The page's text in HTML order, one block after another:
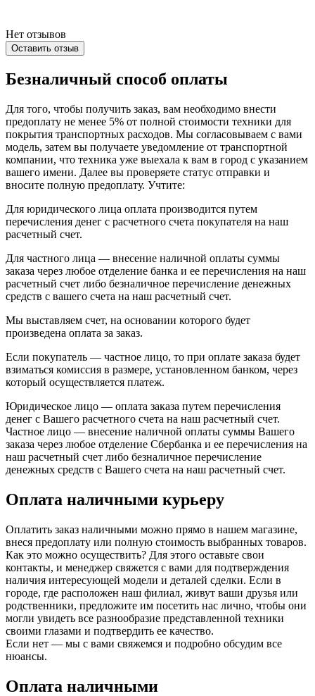
Нет отзывов
Оставить отзыв
Безналичный способ оплаты
Для того, чтобы получить заказ, вам необходимо внести
предоплату не менее 5% от полной стоимости техники для
покрытия транспортных расходов. Мы согласовываем с вами
модель, затем вы получаете уведомление от транспортной
компании, что техника уже выехала к вам в город с указанием
вашего имени. Далее вы проверяете статус отправки и
вносите полную предоплату. Учтите:
Для юридического лица оплата производится путем
перечисления денег с расчетного счета покупателя на наш
расчетный счет.
Для частного лица — внесение наличной оплаты суммы
заказа через любое отделение банка и ее перечисления на наш
расчетный счет либо безналичное перечисление денежных
средств с вашего счета на наш расчетный счет.
Мы выставляем счет, на основании которого будет
произведена оплата за заказ.
Если покупатель — частное лицо, то при оплате заказа будет
взиматься комиссия в размере, установленном банком, через
который осуществляется платеж.
Юридическое лицо — оплата заказа путем перечисления
денег с Вашего расчетного счета на наш расчетный счет.
Частное лицо — внесение наличной оплаты суммы Вашего
заказа через любое отделение Сбербанка и ее перечисления на
наш расчетный счет либо безналичное перечисление
денежных средств с Вашего счета на наш расчетный счет.
Оплата наличными курьеру
Оплатить заказ наличными можно прямо в нашем магазине,
внеся предоплату или полную стоимость выбранных товаров.
Как это можно осуществить? Для этого оставьте свои
контакты, и менеджер свяжется с вами для подтверждения
наличия интересующей модели и деталей сделки. Если в
городе, где расположен наш филиал, живут ваши друзья или
родственники, предложите им посетить нас лично, чтобы они
могли увидеть все разнообразие представленной техники
своими глазами и подтвердить ее качество.
Если нет — мы с вами свяжемся и подробно обсудим все
нюансы.
Оплата наличными